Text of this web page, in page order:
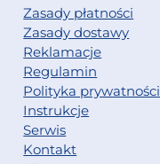
Zasady płatności
Zasady dostawy
Reklamacje
Regulamin
Polityka prywatności
Instrukcje
Serwis
Kontakt